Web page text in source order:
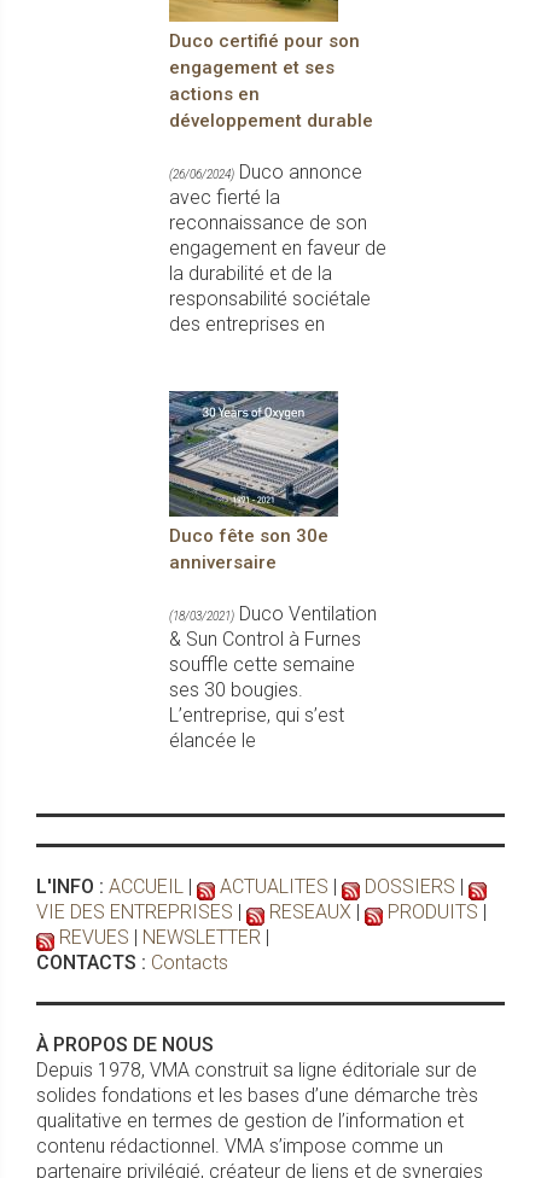
Duco certifié pour son
engagement et ses
actions en
développement durable
(26/06/2024) Duco annonce
avec fierté la
reconnaissance de son
engagement en faveur de
la durabilité et de la
responsabilité sociétale
des entreprises en
Duco fête son 30e
anniversaire
(18/03/2021) Duco Ventilation
& Sun Control à Furnes
souffle cette semaine
ses 30 bougies.
L’entreprise, qui s’est
élancée le
L'INFO : ACCUEIL ACTUALITES DOSSIERS
VIE DES ENTREPRISES
RESEAUX PRODUITS
REVUES
NEWSLETTER
CONTACTS : Contacts
À PROPOS DE NOUS
Depuis 1978, VMA construit sa ligne éditoriale sur de
solides fondations et les bases d’une démarche très
qualitative en termes de gestion de l’information et
contenu rédactionnel. VMA s’impose comme un
partenaire privilégié, créateur de liens et de synergies